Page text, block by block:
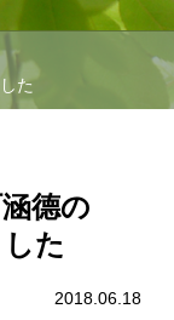
た
德の
た
2018.06.18